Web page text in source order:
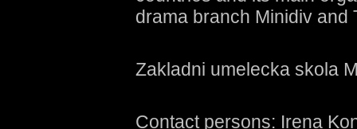
drama branch Minidiv and
Zakladni umelecka skola
Contact persons: Irena